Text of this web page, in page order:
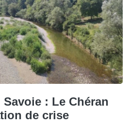
Savoie : Le Chéran
de crise